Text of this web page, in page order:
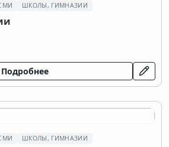
ШКОЛЫ, ГИМНАЗИИ
Подробнее
ШКОЛЫ, ГИМНАЗИИ